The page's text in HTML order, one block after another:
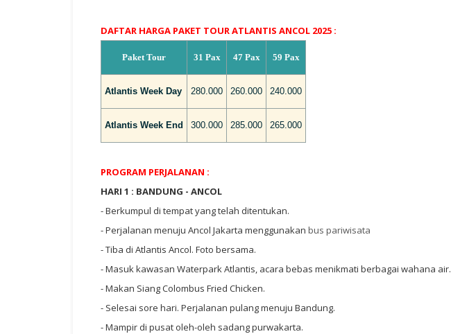
DAFTAR HARGA PAKET TOUR ATLANTIS ANCOL 2025 :
Paket Tour 31 Pax 47 Pax 59 Pax
Atlantis Week Day 280.000 260.000 240.000
Atlantis Week End 300.000 285.000 265.000
PROGRAM PERJALANAN :
HARI 1 : BANDUNG - ANCOL
- Berkumpul di tempat yang telah ditentukan.
- Perjalanan menuju Ancol Jakarta menggunakan bus pariwisata
- Tiba di Atlantis Ancol. Foto bersama.
- Masuk kawasan Waterpark Atlantis, acara bebas menikmati berbagai wahana air.
- Makan Siang Colombus Fried Chicken.
- Selesai sore hari. Perjalanan pulang menuju Bandung.
- Mampir di pusat oleh-oleh sadang purwakarta.